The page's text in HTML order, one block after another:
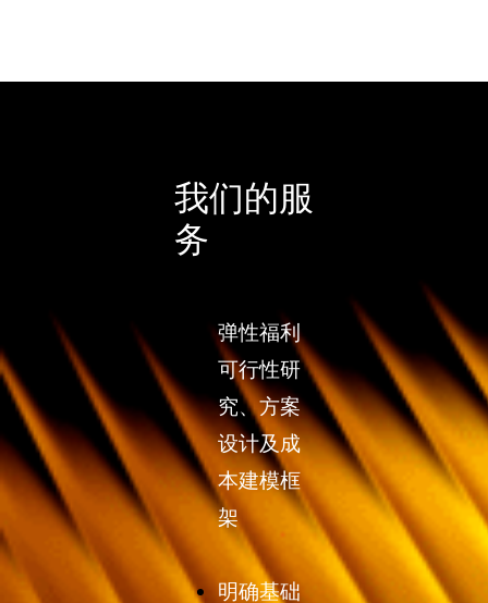
我们的服
务
弹性福利
可行性研
究、方案
设计及成
本建模框
架
明确基础